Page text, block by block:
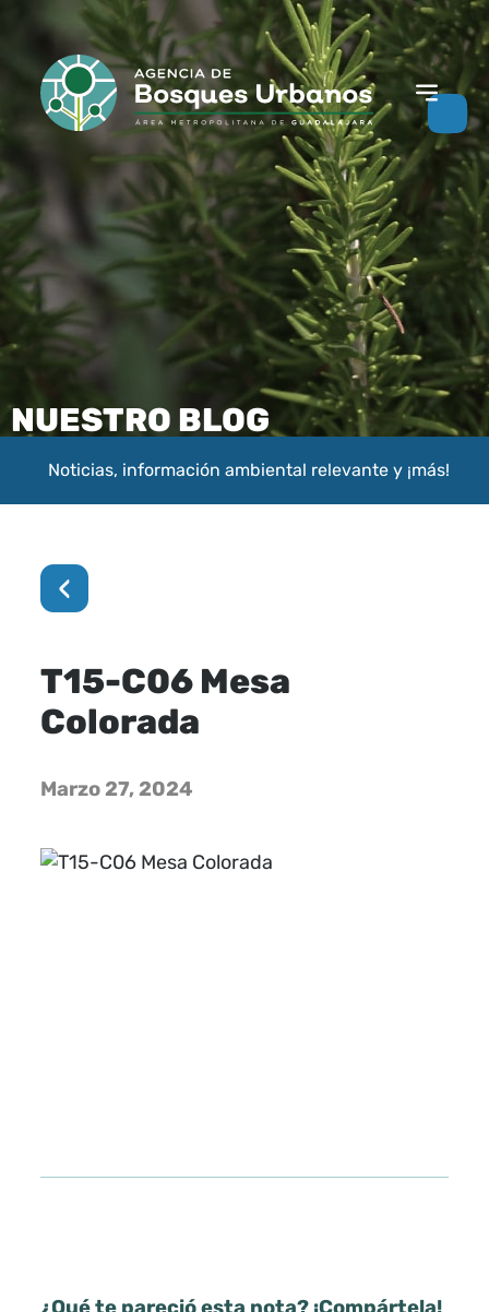
NUESTRO BLOG
Noticias, información ambiental relevante y ¡más!
‹
T15-C06 Mesa
Colorada
Marzo 27, 2024